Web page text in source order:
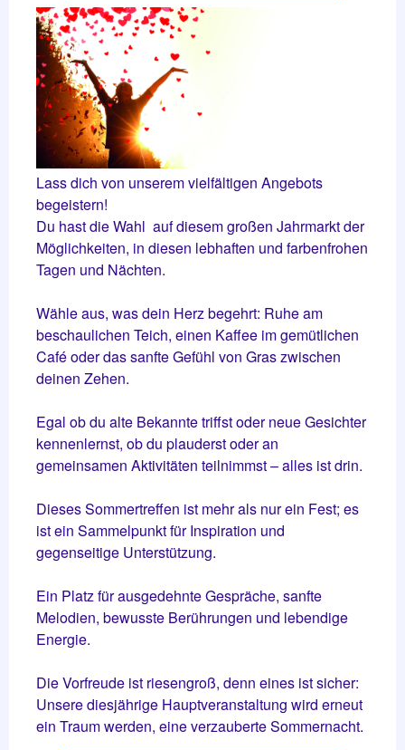
Lass dich von unserem vielfältigen Angebots
begeistern!
Du hast die Wahl auf diesem großen Jahrmarkt der
Möglichkeiten, in diesen lebhaften und farbenfrohen
Tagen und Nächten.
Wähle aus, was dein Herz begehrt: Ruhe am
beschaulichen Teich, einen Kaffee im gemütlichen
Café oder das sanfte Gefühl von Gras zwischen
deinen Zehen.
Egal ob du alte Bekannte triffst oder neue Gesichter
kennenlernst, ob du plauderst oder an
gemeinsamen Aktivitäten teilnimmst – alles ist drin.
Dieses Sommertreffen ist mehr als nur ein Fest; es
ist ein Sammelpunkt für Inspiration und
gegenseitige Unterstützung.
Ein Platz für ausgedehnte Gespräche, sanfte
Melodien, bewusste Berührungen und lebendige
Energie.
Die Vorfreude ist riesengroß, denn eines ist sicher:
Unsere diesjährige Hauptveranstaltung wird erneut
ein Traum werden, eine verzauberte Sommernacht.